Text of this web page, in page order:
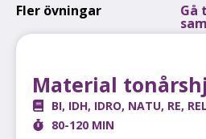
Fler övningar Gå
Material
BI, IDH, IDRO, NATU, RE,
80-120 MIN